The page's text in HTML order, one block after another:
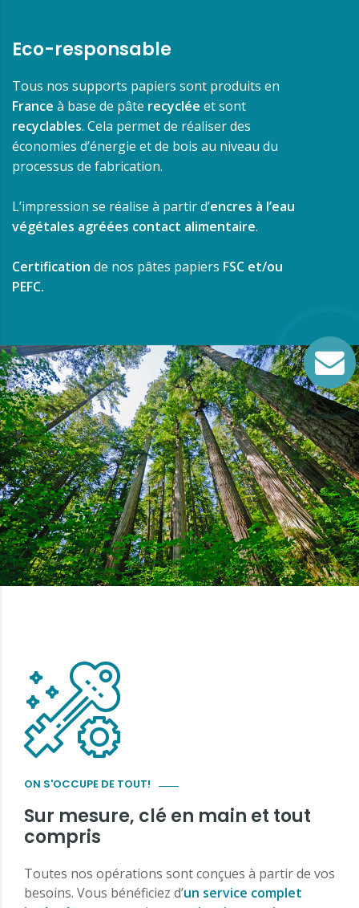
Eco-responsable
Tous nos supports papiers sont produits en
France à base de pâte recyclée et sont
recyclables. Cela permet de réaliser des
économies d’énergie et de bois au niveau du
processus de fabrication.
L’impression se réalise à partir d’encres à l’eau
végétales agréées contact alimentaire.
Certification de nos pâtes papiers FSC et/ou
PEFC.
ON S'OCCUPE DE TOUT!
Sur mesure, clé en main et tout
compris
Toutes nos opérations sont conçues à partir de vos
besoins. Vous bénéficiez d’un service complet